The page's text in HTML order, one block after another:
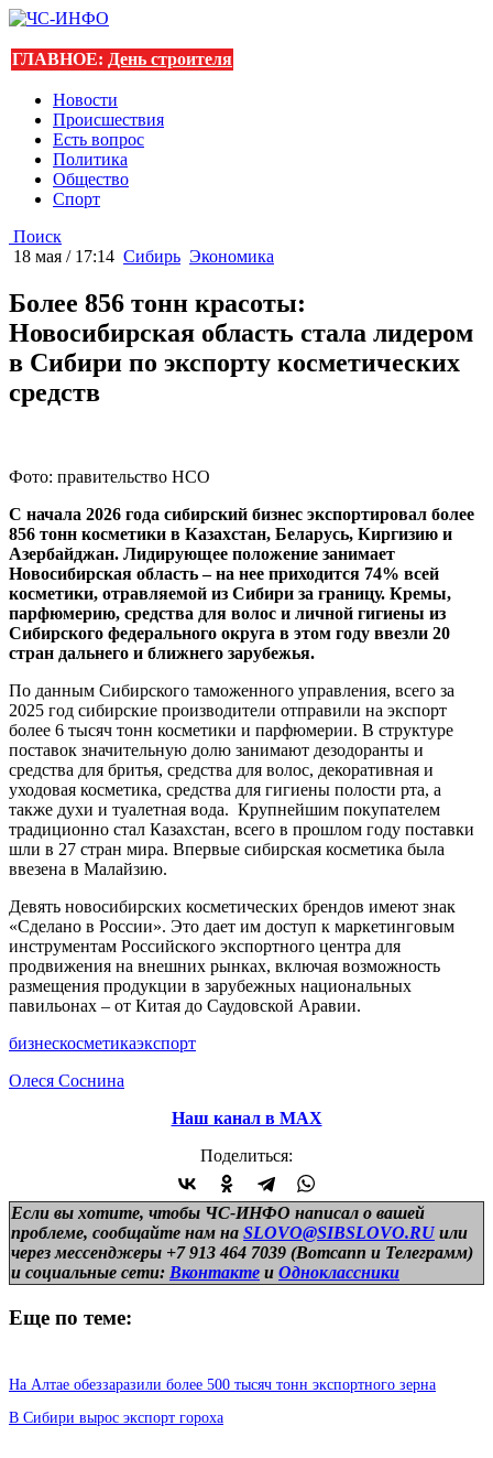
ГЛАВНОЕ: День строителя
Новости
Происшествия
Есть вопрос
Политика
Общество
Спорт
Поиск
18 мая / 17:14 Сибирь Экономика
Более 856 тонн красоты:
Новосибирская область стала лидером
в Сибири по экспорту косметических
средств
Фото: правительство НСО
С начала 2026 года сибирский бизнес экспортировал более
856 тонн косметики в Казахстан, Беларусь, Киргизию и
Азербайджан. Лидирующее положение занимает
Новосибирская область – на нее приходится 74% всей
косметики, отравляемой из Сибири за границу. Кремы,
парфюмерию, средства для волос и личной гигиены из
Сибирского федерального округа в этом году ввезли 20
стран дальнего и ближнего зарубежья.
По данным Сибирского таможенного управления, всего за
2025 год сибирские производители отправили на экспорт
более 6 тысяч тонн косметики и парфюмерии. В структуре
поставок значительную долю занимают дезодоранты и
средства для бритья, средства для волос, декоративная и
уходовая косметика, средства для гигиены полости рта, а
также духи и туалетная вода. Крупнейшим покупателем
традиционно стал Казахстан, всего в прошлом году поставки
шли в 27 стран мира. Впервые сибирская косметика была
ввезена в Малайзию.
Девять новосибирских косметических брендов имеют знак
«Сделано в России». Это дает им доступ к маркетинговым
инструментам Российского экспортного центра для
продвижения на внешних рынках, включая возможность
размещения продукции в зарубежных национальных
павильонах – от Китая до Саудовской Аравии.
бизнескосметикаэкспорт
Олеся Соснина
Наш канал в МАХ
Поделиться:
Если вы хотите, чтобы ЧС-ИНФО написал о вашей
проблеме, сообщайте нам на SLOVO@SIBSLOVO.RU или
через мессенджеры +7 913 464 7039 (Вотсапп и Телеграмм)
и социальные сети: Вконтакте и Одноклассники
Еще по теме:
На Алтае обеззаразили более 500 тысяч тонн экспортного зерна
В Сибири вырос экспорт гороха